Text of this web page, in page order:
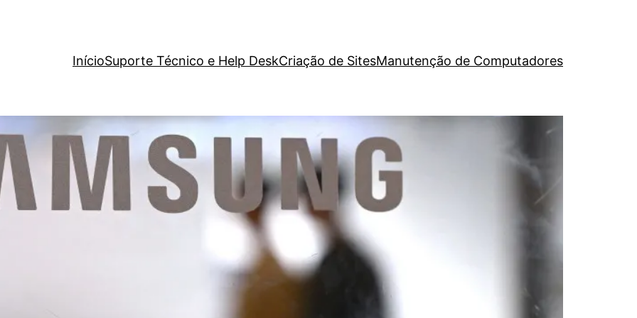
InícioSuporte Técnico e Help DeskCriação de SitesManutenção de Computadores